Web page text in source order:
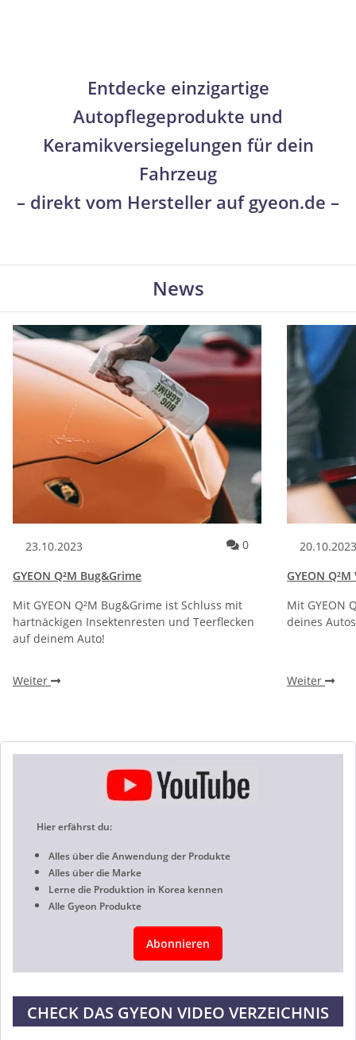
Entdecke einzigartige
Autopflegeprodukte und
Keramikversiegelungen für dein
Fahrzeug
– direkt vom Hersteller auf gyeon.de –
News
23.10.2023 0Kommentare zum
GYEON Q²M Bug&Grime
Mit GYEON Q²M Bug&Grime ist Schluss mit
hartnäckigen Insektenresten und Teerflecken
auf deinem Auto!
Weiter
20.10.2023
GYEON
Mit GYEON
deines
Weiter
Hier erfährst du:
Alles über die Anwendung der Produkte
Alles über die Marke
Lerne die Produktion in Korea kennen
Alle Gyeon Produkte
Abonnieren
CHECK DAS GYEON VIDEO VERZEICHNIS